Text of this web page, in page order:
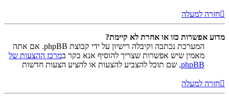
חזרה למעלה
מדוע אפשרות כזו או אחרת לא קיימת?
המערכת נכתבה וקיבלה רישיון על ידי קבוצת phpBB. אם אתה
מאמין שיש אפשרות שצריך להוסיף אנא בקר במרכז ההצעות של
phpBB, שם תוכל להצביע להצעות או להציע הצעות חדשות
חזרה למעלה